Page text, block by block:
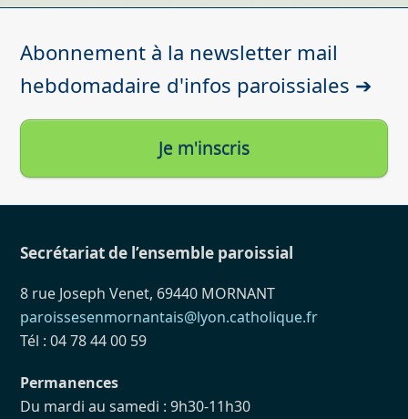
post:
Abonnement à la newsletter mail
hebdomadaire d'infos paroissiales ➔
Je m'inscris
Secrétariat de l’ensemble paroissial
8 rue Joseph Venet, 69440 MORNANT
paroissesenmornantais@lyon.catholique.fr
Tél : 04 78 44 00 59
Permanences
Du mardi au samedi : 9h30-11h30